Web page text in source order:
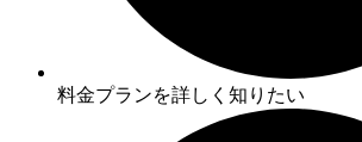
料金プランを詳しく知りたい